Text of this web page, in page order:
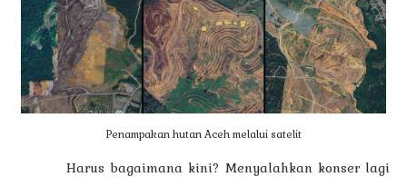
Penampakan hutan Aceh melalui satelit
Harus bagaimana kini? Menyalahkan konser lagi